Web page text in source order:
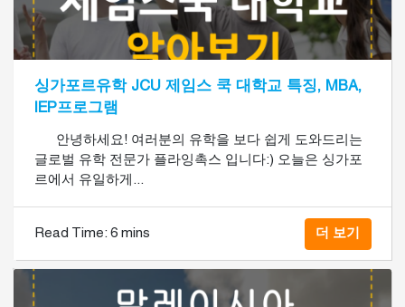
싱가포르유학 JCU 제임스 쿡 대학교 특징, MBA,
IEP프로그램
안녕하세요! 여러분의 유학을 보다 쉽게 도와드리는
글로벌 유학 전문가 플라잉촉스 입니다:) 오늘은 싱가포
르에서 유일하게...
Read Time: 6 mins 더 보기